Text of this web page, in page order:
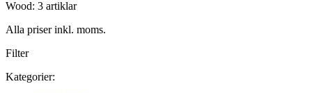
Wood: 3 artiklar
Alla priser inkl. moms.
Filter
Kategorier: